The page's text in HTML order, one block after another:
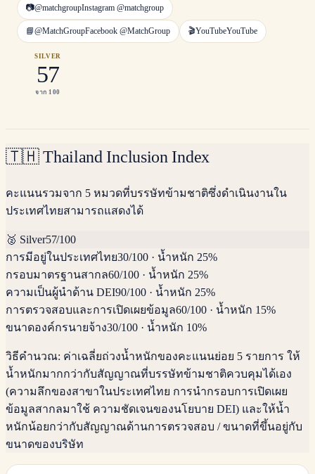
📷@matchgroupInstagram @matchgroup
📘@MatchGroupFacebook @MatchGroup 🎬YouTubeYouTube
SILVER
57
จาก 100
🇹🇭 Thailand Inclusion Index
คะแนนรวมจาก 5 หมวดที่บรรษัทข้ามชาติซึ่งดำเนินงานใน
ประเทศไทยสามารถแสดงได้
🥈 Silver57/100
การมีอยู่ในประเทศไทย30/100 · น้ำหนัก 25%
กรอบมาตรฐานสากล60/100 · น้ำหนัก 25%
ความเป็นผู้นำด้าน DEI90/100 · น้ำหนัก 25%
การตรวจสอบและการเปิดเผยข้อมูล60/100 · น้ำหนัก 15%
ขนาดองค์กรนายจ้าง30/100 · น้ำหนัก 10%
วิธีคำนวณ: ค่าเฉลี่ยถ่วงน้ำหนักของคะแนนย่อย 5 รายการ ให้
น้ำหนักมากกว่ากับสัญญาณที่บรรษัทข้ามชาติควบคุมได้เอง
(ความลึกของสาขาในประเทศไทย การนำกรอบการเปิดเผย
ข้อมูลสากลมาใช้ ความชัดเจนของนโยบาย DEI) และให้น้ำ
หนักน้อยกว่ากับสัญญาณด้านการตรวจสอบ / ขนาดที่ขึ้นอยู่กับ
ขนาดของบริษัท